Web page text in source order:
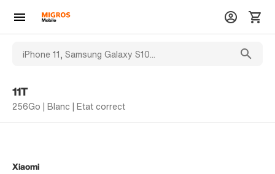
11T
256Go | Blanc | Etat correct
Xiaomi